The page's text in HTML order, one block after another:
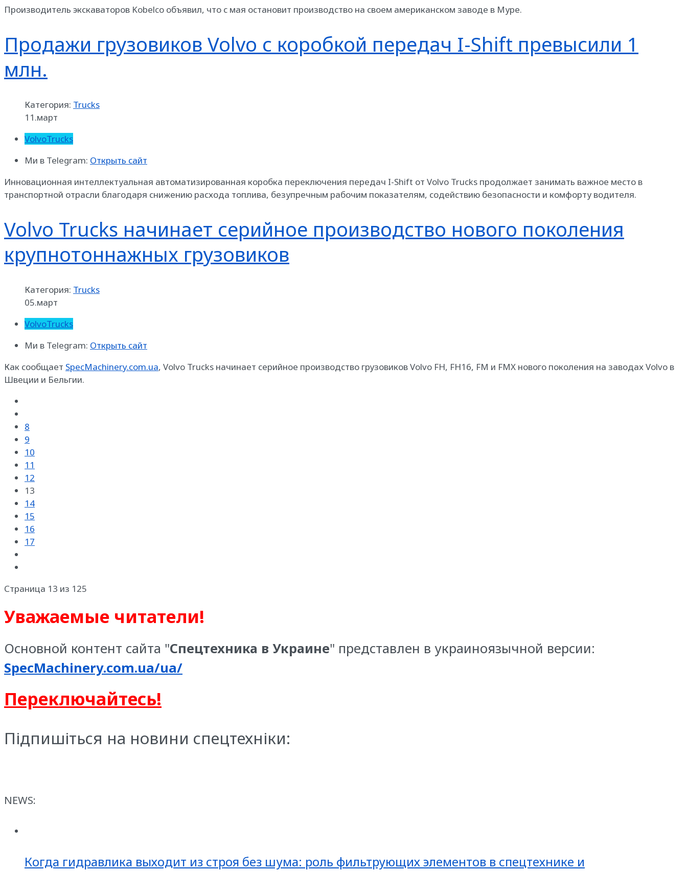
Производитель экскаваторов Kobelco объявил, что с мая остановит производство на своем американском заводе в Муре.
Продажи грузовиков Volvo с коробкой передач I-Shift превысили 1
млн.
Категория: Trucks
11.март
VolvoTrucks
Ми в Telegram: Открыть сайт
Инновационная интеллектуальная автоматизированная коробка переключения передач I-Shift от Volvo Trucks продолжает занимать важное место в
транспортной отрасли благодаря снижению расхода топлива, безупречным рабочим показателям, содействию безопасности и комфорту водителя.
Volvo Trucks начинает серийное производство нового поколения
крупнотоннажных грузовиков
Категория: Trucks
05.март
VolvoTrucks
Ми в Telegram: Открыть сайт
Как сообщает SpecMachinery.com.ua, Volvo Trucks начинает серийное производство грузовиков Volvo FH, FH16, FM и FMX нового поколения на заводах Volvo в
Швеции и Бельгии.
8
9
10
11
12
13
14
15
16
17
Страница 13 из 125
Уважаемые читатели!
Основной контент сайта "Спецтехника в Украине" представлен в украиноязычной версии:
SpecMachinery.com.ua/ua/
Переключайтесь!
Підпишіться на новини спецтехніки:
NEWS:
Когда гидравлика выходит из строя без шума: роль фильтрующих элементов в спецтехнике и